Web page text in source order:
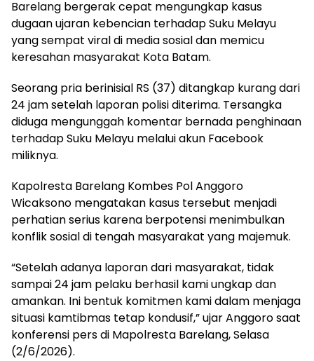
Barelang bergerak cepat mengungkap kasus
dugaan ujaran kebencian terhadap Suku Melayu
yang sempat viral di media sosial dan memicu
keresahan masyarakat Kota Batam.
Seorang pria berinisial RS (37) ditangkap kurang dari
24 jam setelah laporan polisi diterima. Tersangka
diduga mengunggah komentar bernada penghinaan
terhadap Suku Melayu melalui akun Facebook
miliknya.
Kapolresta Barelang Kombes Pol Anggoro
Wicaksono mengatakan kasus tersebut menjadi
perhatian serius karena berpotensi menimbulkan
konflik sosial di tengah masyarakat yang majemuk.
“Setelah adanya laporan dari masyarakat, tidak
sampai 24 jam pelaku berhasil kami ungkap dan
amankan. Ini bentuk komitmen kami dalam menjaga
situasi kamtibmas tetap kondusif,” ujar Anggoro saat
konferensi pers di Mapolresta Barelang, Selasa
(2/6/2026).